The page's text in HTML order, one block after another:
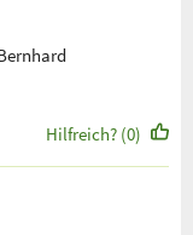
Hilfreich? (0)